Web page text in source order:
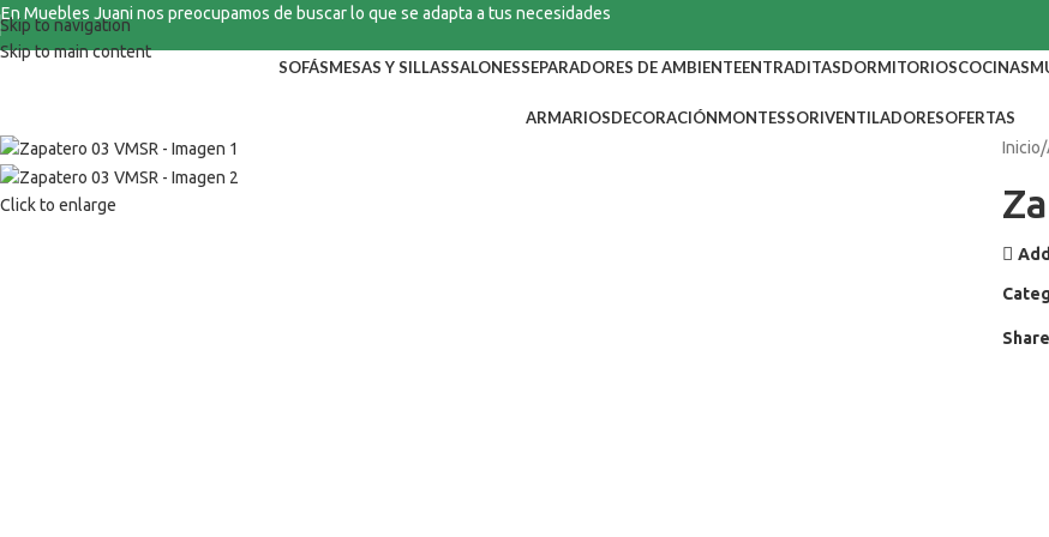
Skip to navigation
Skip to main content
En Muebles Juani nos preocupamos de buscar lo que se adapta a tus necesidades
SOFÁSMESAS Y SILLASSALONESSEPARADORES DE AMBIENTEENTRADITASDORMITORIOSCOCINAS
ARMARIOSDECORACIÓNMONTESSORIVENTILADORESOFERTAS
Click to enlarge
Inicio